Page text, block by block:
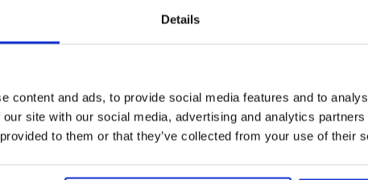
Details
content and ads, to provide social media features and to
site with our social media, advertising and analytics
to them or that they’ve collected from your use of their
DIVA
3PACK Klasične hlačke Paola
II
17,99 €
Klasične hlačke
Nature
14,99 €